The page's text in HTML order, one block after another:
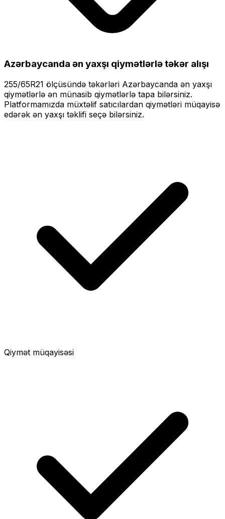
Azərbaycanda ən yaxşı qiymətlərlətəkər alışı
255/65R21 ölçüsündə təkərləri Azərbaycanda ən yaxşı
qiymətlərlə ən münasib qiymətlərlə tapa bilərsiniz.
Platformamızda müxtəlif satıcılardan qiymətləri müqayisə
edərək ən yaxşı təklifi seçə bilərsiniz.
Qiymət müqayisəsi